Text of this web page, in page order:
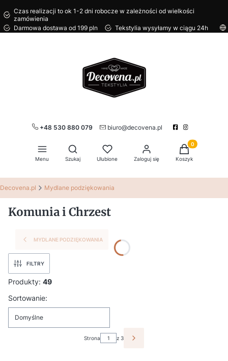
Czas realizacji to ok 1-2 dni robocze w zależności od wielkości
zamówienia
Darmowa dostawa od 199 pln
Tekstylia wysyłamy w ciągu 24h
+48 530 880 079 biuro@decovena.pl
Menu
Otwórz wyszukiwarkę
Szukaj Ulubione Zaloguj się
Produkty w
Koszyk
Decovena.pl Mydlane podziękowania
Komunia i Chrzest
MYDLANE PODZIĘKOWANIA
FILTRY
Produkty: 49
Lista produktów
Sortowanie:
Domyślne
Strona z 3 NASTĘPNE PRODUKTY